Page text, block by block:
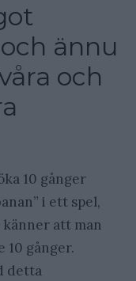
ännu
och
10 gånger
i ett spel,
att man
10 gånger.
detta